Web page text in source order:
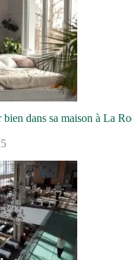
bien dans sa maison à La